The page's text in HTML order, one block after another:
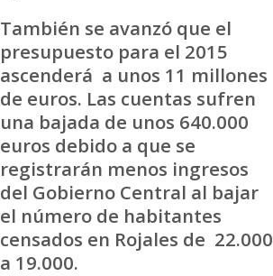
También se avanzó que el
presupuesto para el 2015
ascenderá a unos 11 millones
de euros. Las cuentas sufren
una bajada de unos 640.000
euros debido a que se
registrarán menos ingresos
del Gobierno Central al bajar
el número de habitantes
censados en Rojales de 22.000
a 19.000.